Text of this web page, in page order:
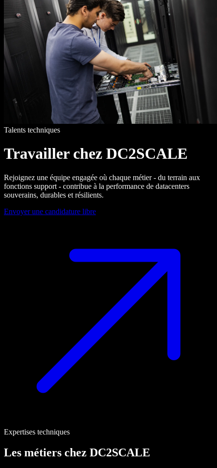
Talents techniques
Travailler chez DC2SCALE
Rejoignez une équipe engagée où chaque métier - du terrain aux
fonctions support - contribue à la performance de datacenters
souverains, durables et résilients.
Envoyer une candidature libre
Expertises techniques
Les métiers chez DC2SCALE